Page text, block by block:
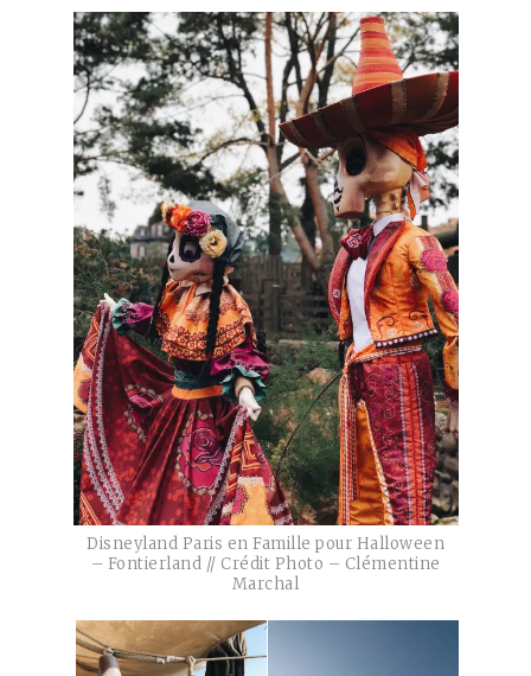
Disneyland Paris en Famille pour Halloween
– Fontierland // Crédit Photo – Clémentine
Marchal